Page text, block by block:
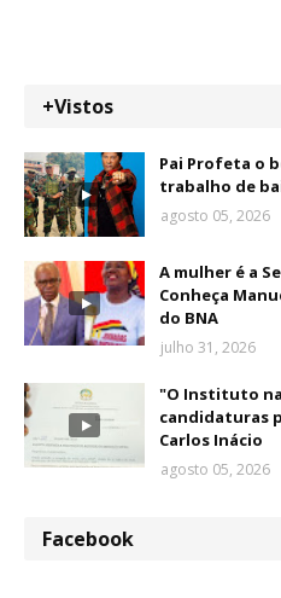
+Vistos
Pai Profeta o
trabalho de
agosto 05, 2026
A mulher é a
Conheça
do BNA
julho 31, 2026
"O Instituto
candidaturas
Carlos Inácio
agosto 05, 2026
Facebook